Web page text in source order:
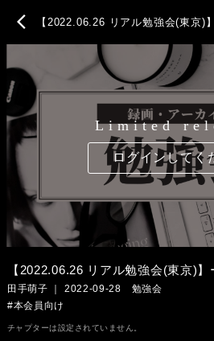
chevron_left 【2022.06.26 リアル勉強会(東京)
Limited
ログインしてく
【2022.06.26 リアル勉強会(東京)】
田手萌子 ｜ 2022-09-28 勉強会
#本会員向け
チャプターは設定されていません。